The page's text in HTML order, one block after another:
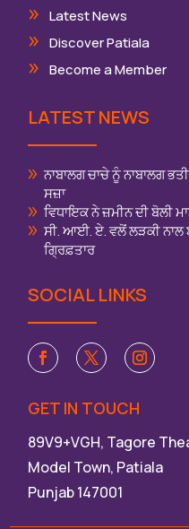
Latest News
Discover Patiala
Become a Member
LATEST NEWS
ਨਾਬਾਲਗ ਚਾਚੇ ਨੂੰ ਨਾਬਾਲਗ
ਸਜ਼ਾ
ਵਿਧਾਇਕ ਨੇ ਜ਼ਮੀਨ ਦੀ ਬੋਲੀ
ਸੀ. ਆਈ. ਏ. ਵਲੋਂ ਲੜਕੀ ਨਾਲ
ਗ੍ਰਿਫ਼ਤਾਰ
SOCIAL LINKS
GET IN TOUCH
89V9+VGH, Tagore
Model Town, Patiala
Punjab 147001